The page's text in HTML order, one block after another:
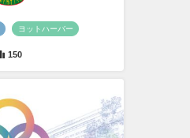
ヨットハーバー
150